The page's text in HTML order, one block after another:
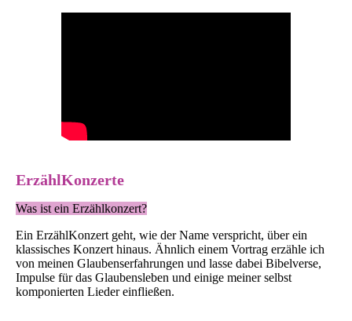
ErzählKonzerte
Was ist ein Erzählkonzert?
Ein ErzählKonzert geht, wie der Name verspricht, über ein
klassisches Konzert hinaus. Ähnlich einem Vortrag erzähle ich
von meinen Glaubenserfahrungen und lasse dabei Bibelverse,
Impulse für das Glaubensleben und einige meiner selbst
komponierten Lieder einfließen.